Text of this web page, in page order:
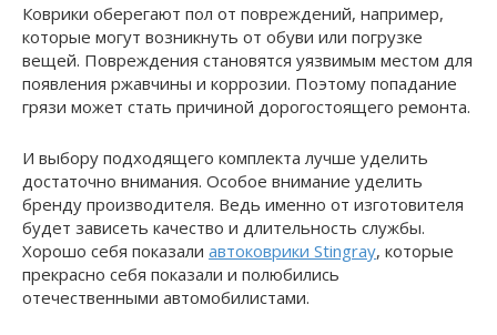
Коврики оберегают пол от повреждений, например,
которые могут возникнуть от обуви или погрузке
вещей. Повреждения становятся уязвимым местом для
появления ржавчины и коррозии. Поэтому попадание
грязи может стать причиной дорогостоящего ремонта.
И выбору подходящего комплекта лучше уделить
достаточно внимания. Особое внимание уделить
бренду производителя. Ведь именно от изготовителя
будет зависеть качество и длительность службы.
Хорошо себя показали автоковрики Stingray, которые
прекрасно себя показали и полюбились
отечественными автомобилистами.